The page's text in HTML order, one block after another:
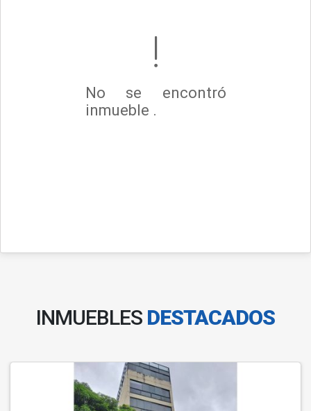
No se encontró
inmueble .
INMUEBLES DESTACADOS